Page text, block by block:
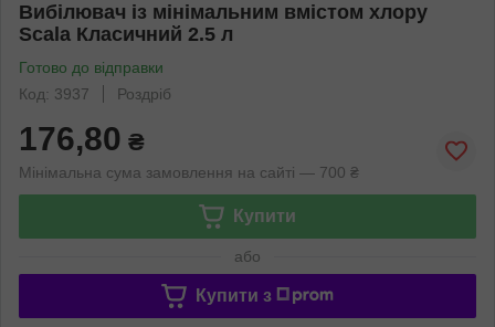
Вибілювач із мінімальним вмістом хлору
Scala Класичний 2.5 л
Готово до відправки
Код: 3937
Роздріб
176,80 ₴
Мінімальна сума замовлення на сайті — 700 ₴
Купити
або
Купити з